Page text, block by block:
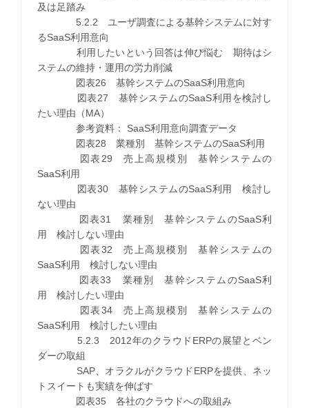
及は足踏み
5.2.2 ユーザ調査による基幹システムに対す
るSaaS利用意向
利用したいという回答は伸び悩む 期待はシ
ステムの維持・運用の労力削減
図表26 基幹システムのSaaS利用意向
図表27 基幹システムのSaaS利用を検討し
たい理由（MA）
参考資料： SaaS利用意向調査データ
図表28 業種別 基幹システムのSaaS利用
図表29 売上高規模別 基幹システムの
SaaS利用
図表30 基幹システムのSaaS利用 検討し
ない理由
図表31 業種別 基幹システムのSaaS利
用 検討しない理由
図表32 売上高規模別 基幹システムの
SaaS利用 検討しない理由
図表33 業種別 基幹システムのSaaS利
用 検討したい理由
図表34 売上高規模別 基幹システムの
SaaS利用 検討したい理由
5.2.3 2012年のクラウドERPの展望とベン
ダーの取組
SAP、オラクルがクラウドERPを提供、ネッ
トスイートも実績を伸ばす
図表35 各社のクラウドへの取組み